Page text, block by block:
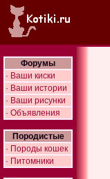
Форумы
· Ваши киски
· Ваши истории
· Ваши рисунки
· Объявления
Породистые
· Породы кошек
· Питомники